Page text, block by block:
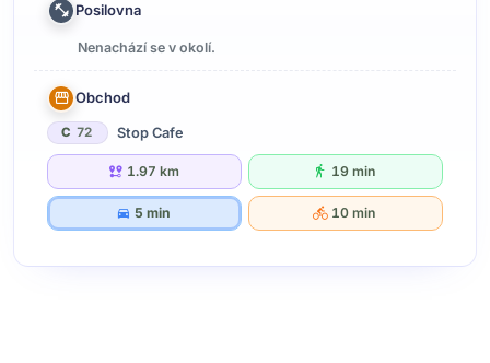
Posilovna
Nenachází se v okolí.
Obchod
C 72 Stop Cafe
1.97 km 19 min
5 min 10 min